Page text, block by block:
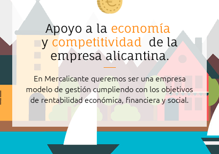
Apoyo a la economía
y competitividad de la
empresa alicantina.
En Mercalicante queremos ser una empresa
modelo de gestión cumpliendo con los objetivos
de rentabilidad económica, financiera y social.